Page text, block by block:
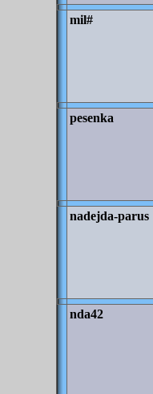
mil#
pesenka
nadejda-parus
nda42